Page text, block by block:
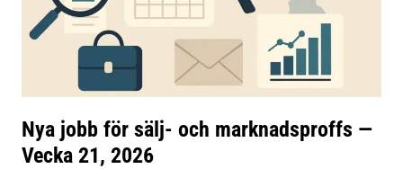
Nya jobb för sälj- och marknadsproffs —
Vecka 21, 2026